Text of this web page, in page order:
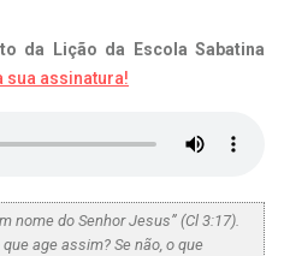
da Lição da Escola Sabatina
sua assinatura!
nome do Senhor Jesus” (Cl 3:17).
age assim? Se não, o que